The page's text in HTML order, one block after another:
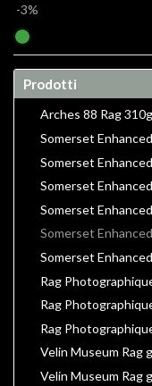
-3%
Prodotti
Arches 88 Rag
Somerset
Somerset
Somerset
Somerset
Somerset
Somerset
Rag
Rag
Rag
Velin Museum Rag
Velin Museum Rag